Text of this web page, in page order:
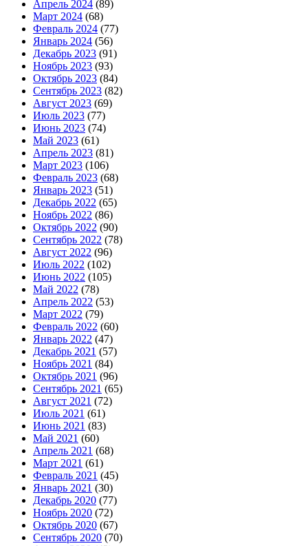
Апрель 2024 (89)
Март 2024 (68)
Февраль 2024 (77)
Январь 2024 (56)
Декабрь 2023 (91)
Ноябрь 2023 (93)
Октябрь 2023 (84)
Сентябрь 2023 (82)
Август 2023 (69)
Июль 2023 (77)
Июнь 2023 (74)
Май 2023 (61)
Апрель 2023 (81)
Март 2023 (106)
Февраль 2023 (68)
Январь 2023 (51)
Декабрь 2022 (65)
Ноябрь 2022 (86)
Октябрь 2022 (90)
Сентябрь 2022 (78)
Август 2022 (96)
Июль 2022 (102)
Июнь 2022 (105)
Май 2022 (78)
Апрель 2022 (53)
Март 2022 (79)
Февраль 2022 (60)
Январь 2022 (47)
Декабрь 2021 (57)
Ноябрь 2021 (84)
Октябрь 2021 (96)
Сентябрь 2021 (65)
Август 2021 (72)
Июль 2021 (61)
Июнь 2021 (83)
Май 2021 (60)
Апрель 2021 (68)
Март 2021 (61)
Февраль 2021 (45)
Январь 2021 (30)
Декабрь 2020 (77)
Ноябрь 2020 (72)
Октябрь 2020 (67)
Сентябрь 2020 (70)